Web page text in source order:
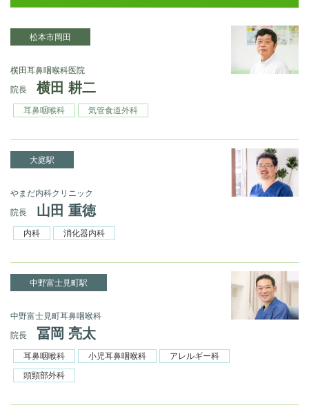
松本市岡田
横田耳鼻咽喉科医院
院長
横田 耕二
耳鼻咽喉科 気管食道外科
大庭駅
やまだ内科クリニック
院長
山田 重徳
内科 消化器内科
中野富士見町駅
中野富士見町耳鼻咽喉科
院長
冨岡 亮太
耳鼻咽喉科 小児耳鼻咽喉科
アレルギー科
頭頸部外科